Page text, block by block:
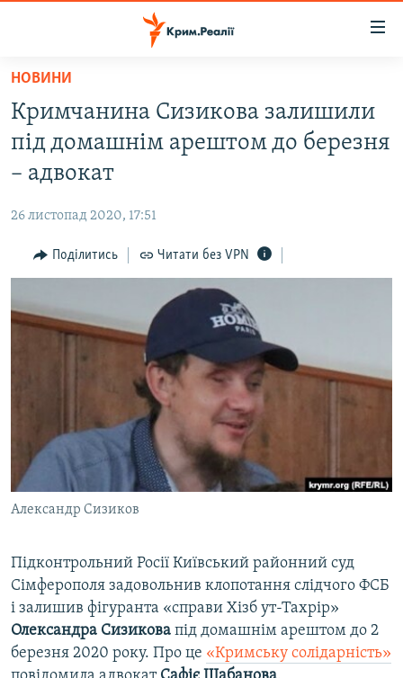
Перейти
основного
матеріалу
основної
Перейти
до
ВОДА.КРИМ
БЛОГИ
ПОГЛЯД
ВСЕ ЗА ДЕНЬ
СПЕЦПРОЕКТИ
ВІДЕОУРОКИ «ELIFBE»
СВІДЧЕННЯ ОКУПАЦІЇ
УКРАЇНСЬКА ПРОБЛЕМА КРИМУ
ІНФОГРАФІКА
ЯК ОБІЙТИ БЛОКУВАННЯ
Русский
Qırımtatar
ДОЛУЧАЙСЯ!
Усі сайти RFE/RL
НОВИНИ
Кримчанина Сизикова залишили
під домашнім арештом до березня
– адвокат
26 листопад 2020, 17:51
Поділитись Читати без VPN
Александр Сизиков
Підконтрольний Росії Київський районний суд
Сімферополя задовольнив клопотання слідчого ФСБ
і залишив фігуранта «справи Хізб ут-Тахрір»
Олександра Сизикова під домашнім арештом до 2
березня 2020 року. Про це «Кримську солідарність»